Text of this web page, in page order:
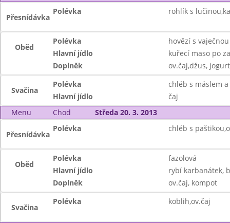
Přesnídávka
Polévka rohlík s
Oběd
Polévka
hovězí s
Hlavní jídlo
kuřecí maso po
Doplněk
ov.čaj,džus, jogurt
Svačina
Polévka
chléb s máslem
Hlavní jídlo
čaj
Menu
Chod Středa 20. 3. 2013
Přesnídávka
Polévka chléb s
Oběd
Polévka
fazolová
Hlavní jídlo
rybí karbanátek,
Doplněk
ov.čaj, kompot
Svačina
Polévka koblih,ov.čaj